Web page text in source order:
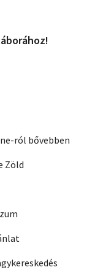
ról bővebben
Zöld